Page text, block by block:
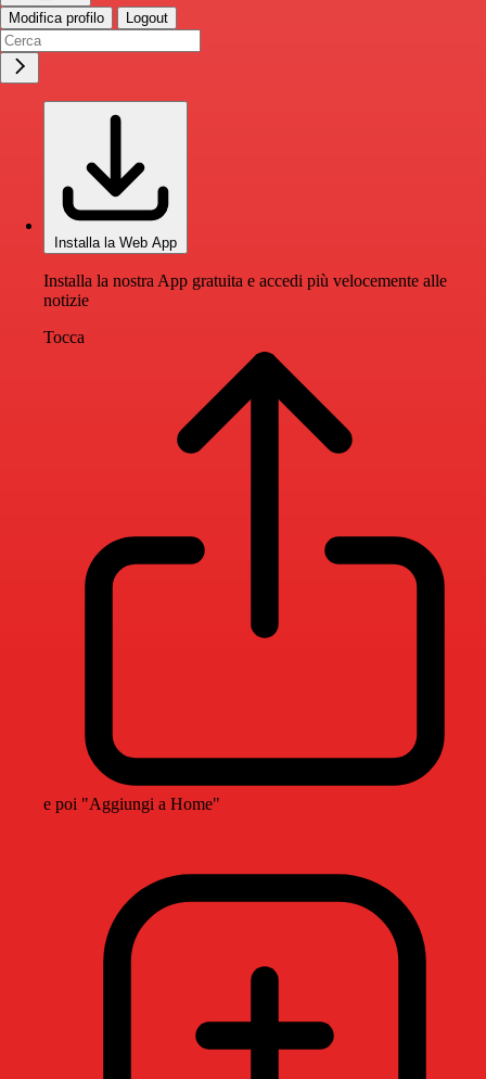
Modifica profilo Logout
Installa la Web App
Installa la nostra App gratuita e accedi più velocemente alle
notizie
Tocca
e poi "Aggiungi a Home"